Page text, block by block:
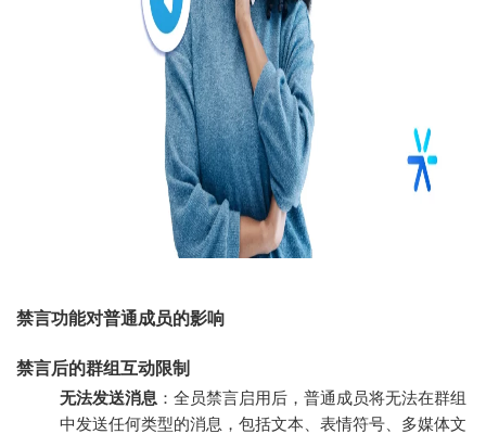
禁言功能对普通成员的影响
禁言后的群组互动限制
无法发送消息 ：全员禁言启用后，普通成员将无法在群组
中发送任何类型的消息，包括文本、表情符号、多媒体文